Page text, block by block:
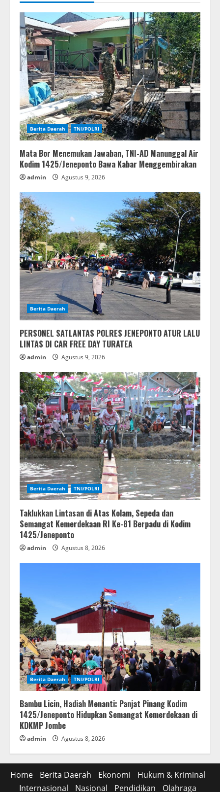
Berita Daerah TNI/POLRI
Mata Bor Menemukan Jawaban, TNI-AD Manunggal Air
Kodim 1425/Jeneponto Bawa Kabar Menggembirakan
admin Agustus 9, 2026
Berita Daerah
PERSONEL SATLANTAS POLRES JENEPONTO ATUR LALU
LINTAS DI CAR FREE DAY TURATEA
admin Agustus 9, 2026
Berita Daerah TNI/POLRI
Taklukkan Lintasan di Atas Kolam, Sepeda dan
Semangat Kemerdekaan RI Ke-81 Berpadu di Kodim
1425/Jeneponto
admin Agustus 8, 2026
Berita Daerah TNI/POLRI
Bambu Licin, Hadiah Menanti: Panjat Pinang Kodim
1425/Jeneponto Hidupkan Semangat Kemerdekaan di
KDKMP Jombe
admin Agustus 8, 2026
Home Berita Daerah Ekonomi
Hukum & Kriminal
Internasional
Nasional Pendidikan Olahraga